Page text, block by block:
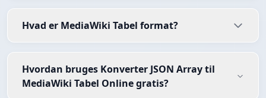
Hvad er MediaWiki Tabel format?
Hvordan bruges Konverter JSON Array til
MediaWiki Tabel Online gratis?